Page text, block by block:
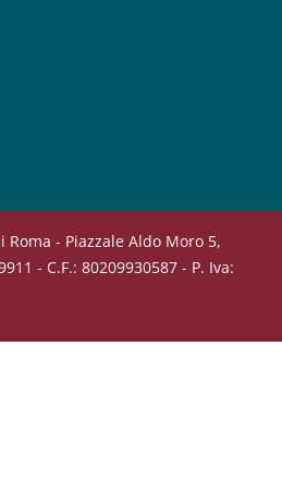
- Piazzale Aldo Moro 5,
- C.F.: 80209930587 - P. Iva: